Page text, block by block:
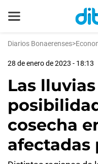
Diarios Bonaerenses>
28 de enero de 2023 - 18:13
Las
cosecha
afectadas